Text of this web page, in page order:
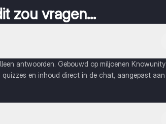
zou vragen...
antwoorden. Gebouwd op miljoenen Knowunity
quizzes en inhoud direct in de chat, aangepast aan